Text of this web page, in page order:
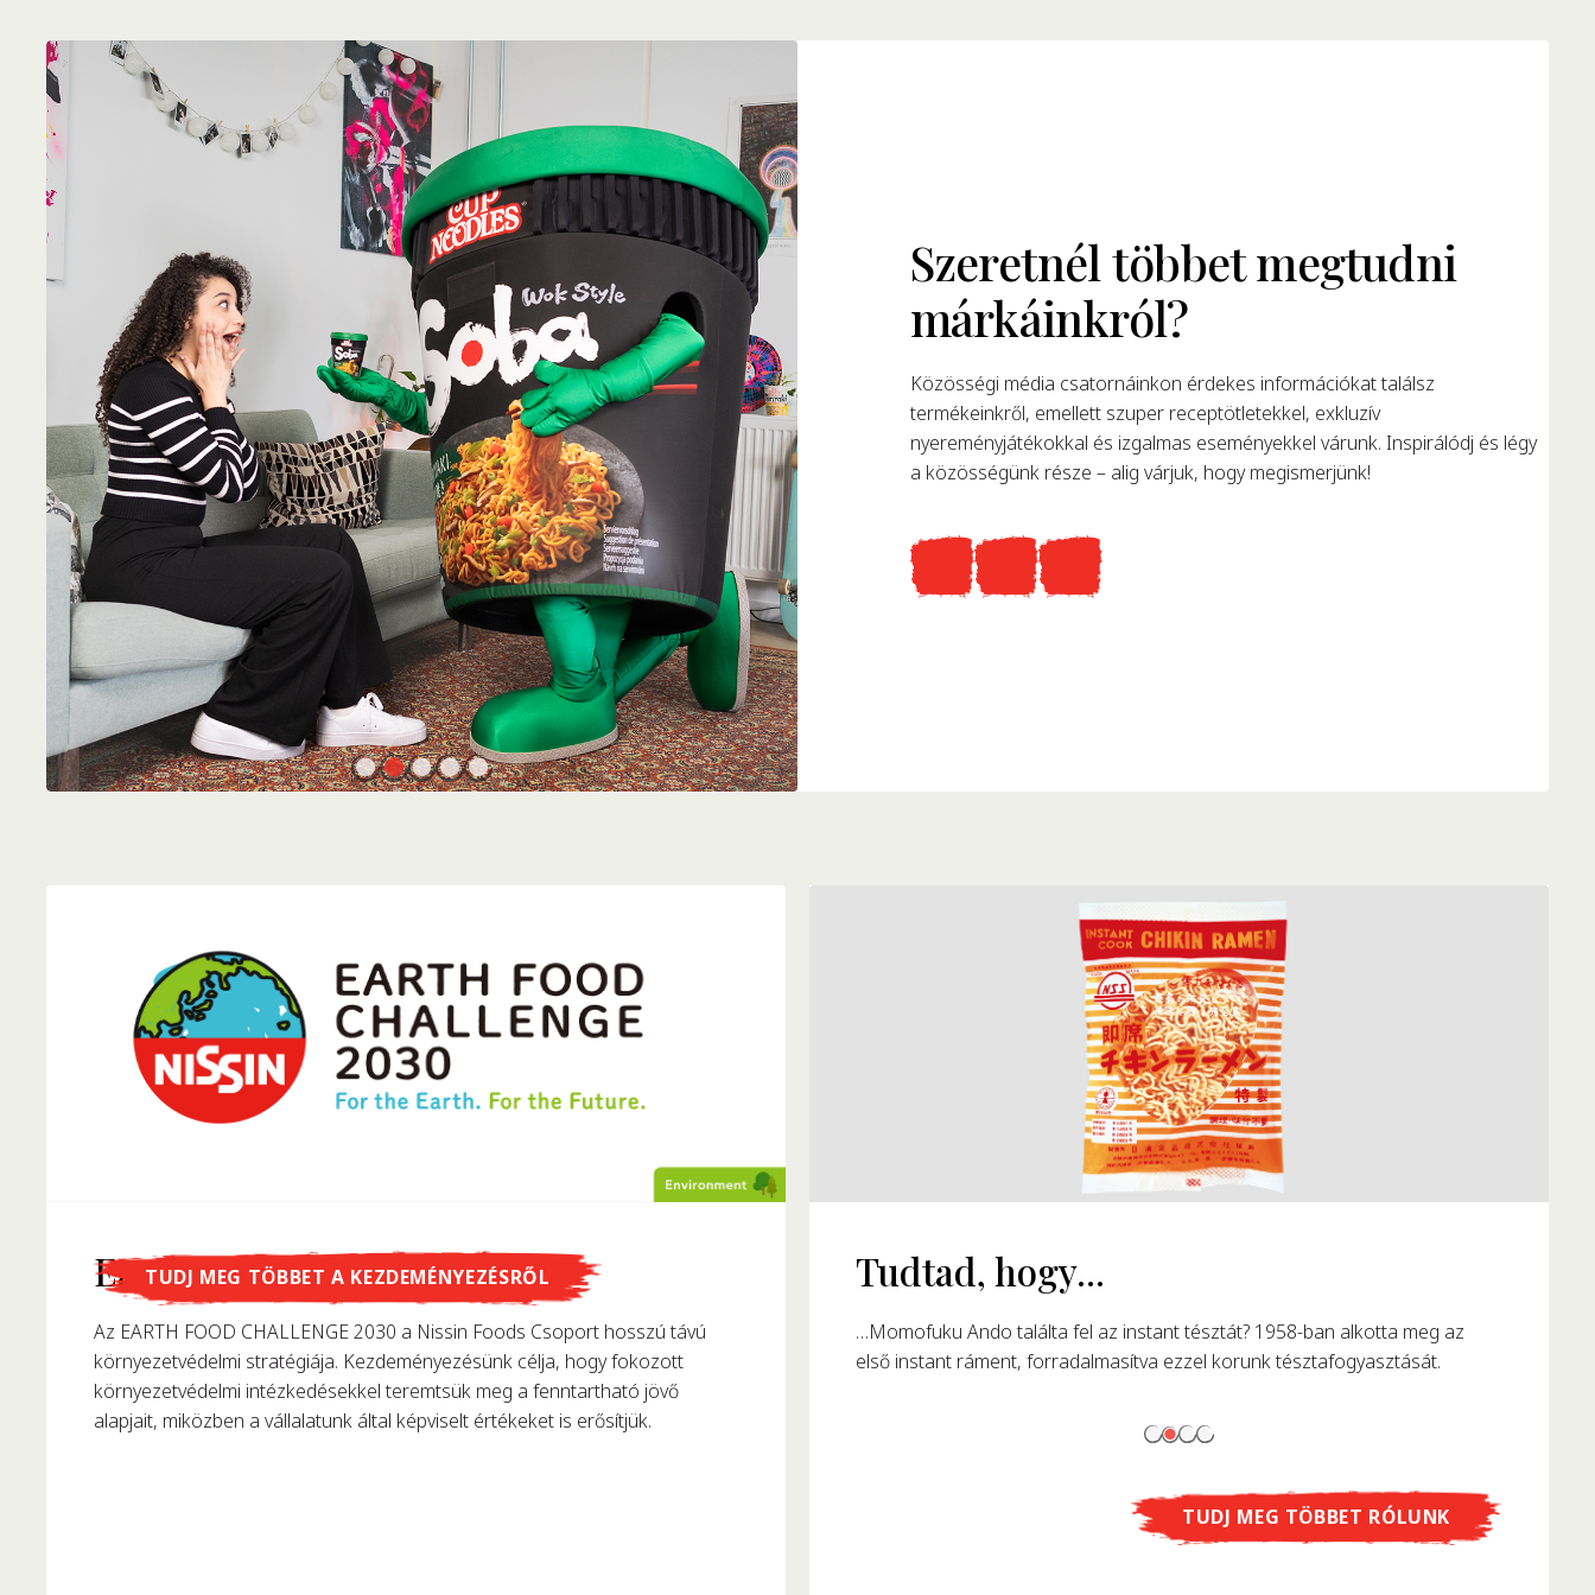
Szeretnél többet megtudni
márkáinkról?
Közösségi média csatornáinkon érdekes információkat találsz
termékeinkről, emellett szuper receptötletekkel, exkluzív
nyereményjátékokkal és izgalmas eseményekkel várunk. Inspirálódj és légy
a közösségünk része – alig várjuk, hogy megismerjünk!
Earth Food Challenge
Az EARTH FOOD CHALLENGE 2030 a Nissin Foods Csoport hosszú távú
környezetvédelmi stratégiája. Kezdeményezésünk célja, hogy fokozott
környezetvédelmi intézkedésekkel teremtsük meg a fenntartható jövő
alapjait, miközben a vállalatunk által képviselt értékeket is erősítjük.
TUDJ MEG TÖBBET A KEZDEMÉNYEZÉSRŐL
Tudtad, hogy...
…Momofuku Ando találta fel az instant tésztát? 1958-ban alkotta meg az
első instant ráment, forradalmasítva ezzel korunk tésztafogyasztását.
Tudtad, hogy...
...ellátogathatsz az eredeti fakunyhó replikájába, ahol az instant tésztát
TUDJ MEG TÖBBET RÓLUNK